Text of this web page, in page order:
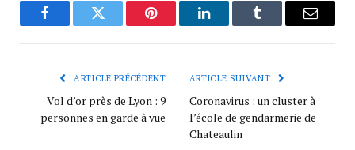
FacebookTwitter Pinterest LinkedInTumblr
ARTICLE PRÉCÉDENT
Vol d’or près de Lyon : 9
personnes en garde à vue
ARTICLE SUIVANT
Coronavirus : un cluster à
l’école de gendarmerie de
Chateaulin